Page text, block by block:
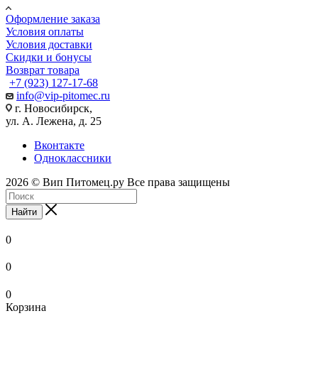
Оформление заказа
Условия оплаты
Условия доставки
Скидки и бонусы
Возврат товара
+7 (923) 127-17-68
info@vip-pitomec.ru
г. Новосибирск,
ул. А. Лежена, д. 25
Вконтакте
Одноклассники
2026 © Вип Питомец.ру Все права защищены
Найти
0
0
0
Корзина